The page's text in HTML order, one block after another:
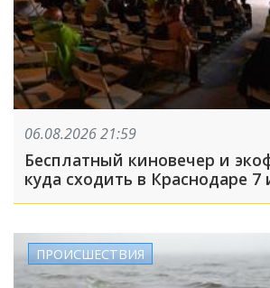
06.08.2026 21:59
Бесплатный киновечер и
куда сходить в Краснодаре 7
ПРОИСШЕСТВИЯ